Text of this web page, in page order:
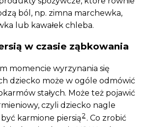
ból, np. zimna marchewka,
lub kawałek chleba.
w czasie ząbkowania
momencie wyrzynania się
dziecko może w ogóle odmówić
stałych. Może też pojawić
czyli dziecko nagle
karmione piersią2 . Co zrobić